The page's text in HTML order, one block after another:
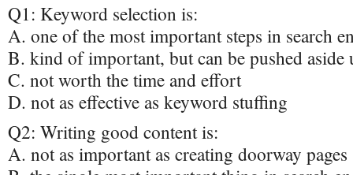
Q1: Keyword selection is:
A. one of the most important steps in search
B. kind of important, but can be pushed aside
C. not worth the time and effort
D. not as effective as keyword stuffing
Q2: Writing good content is:
A. not as important as creating doorway pages